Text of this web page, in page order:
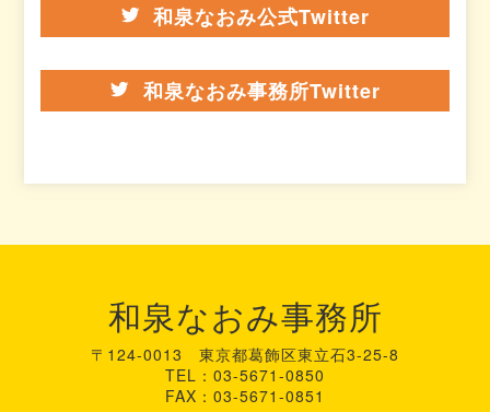
和泉なおみ公式Twitter
和泉なおみ事務所Twitter
和泉なおみ事務所
〒124-0013 東京都葛飾区東立石3-25-8
TEL：03-5671-0850
FAX：03-5671-0851